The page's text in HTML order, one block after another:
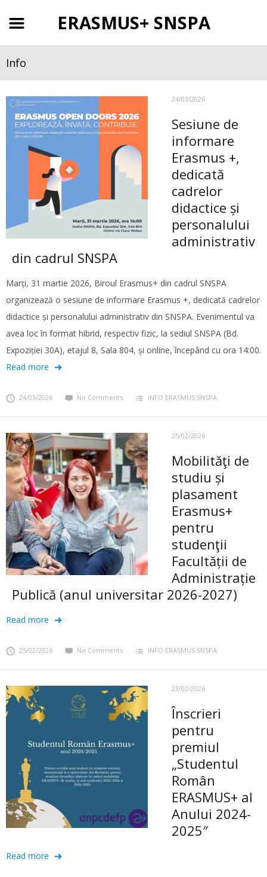
ERASMUS+ SNSPA
Info
24/03/2026
Sesiune de
informare
Erasmus +,
dedicată
cadrelor
didactice și
personalului
administrativ
din cadrul SNSPA
Marți, 31 martie 2026, Biroul Erasmus+ din cadrul SNSPA
organizează o sesiune de informare Erasmus +, dedicată cadrelor
didactice și personalului administrativ din SNSPA. Evenimentul va
avea loc în format hibrid, respectiv fizic, la sediul SNSPA (Bd.
Expoziției 30A), etajul 8, Sala 804, și online, începând cu ora 14:00.
Read more
24/03/2026 No Comments INFO ERASMUS SNSPA
25/02/2026
Mobilităţi de
studiu și
plasament
Erasmus+
pentru
studenţii
Facultății de
Administrație
Publică (anul universitar 2026-2027)
Read more
25/02/2026 No Comments INFO ERASMUS SNSPA
23/02/2026
Înscrieri
pentru
premiul
„Studentul
Român
ERASMUS+ al
Anului 2024-
2025″
Read more